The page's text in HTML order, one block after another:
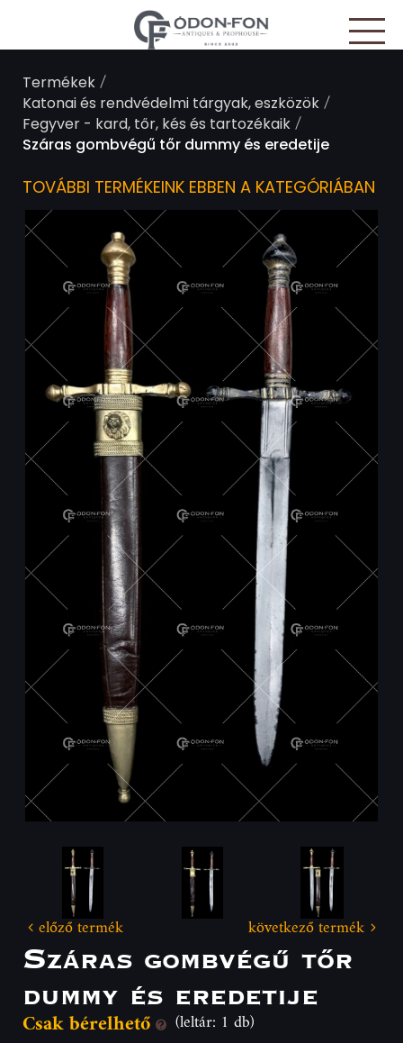
Termékek/
Katonai és rendvédelmi tárgyak, eszközök/
Fegyver - kard, tőr, kés és tartozékaik/
Száras gombvégű tőr dummy és eredetije
TOVÁBBI TERMÉKEINK EBBEN A KATEGÓRIÁBAN
előző termék következő termék
Száras gombvégű tőr
dummy és eredetije
Csak bérelhető (leltár: 1 db)